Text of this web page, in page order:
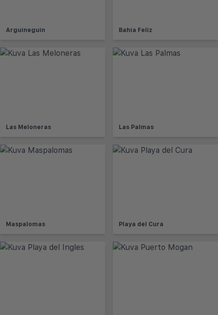
Arguineguin Bahia Feliz
Las Meloneras Las Palmas
Maspalomas Playa del Cura